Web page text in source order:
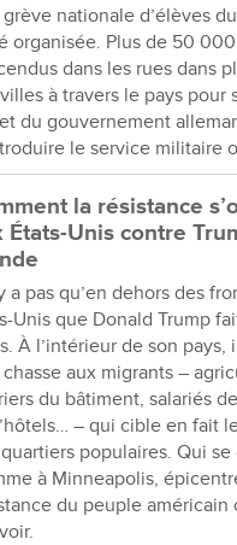
nationale d’élèves
organisée. Plus de 50
dans les rues dans
à travers le pays pour
du gouvernement
le service militaire
la résistance
États-Unis contre
a pas qu’en dehors des
Unis que Donald Trump
À l’intérieur de son pays,
aux migrants –
du bâtiment, salariés
– qui cible en fait
populaires. Qui
à Minneapolis,
du peuple américain